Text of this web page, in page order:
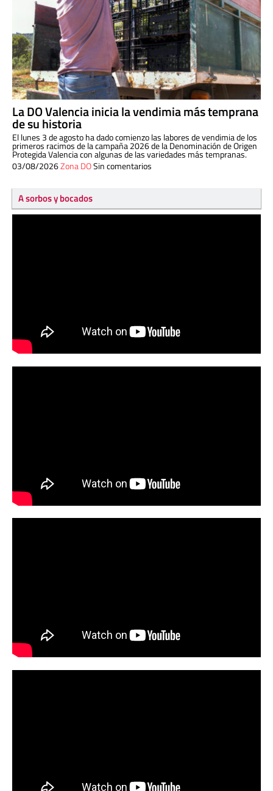
La DO Valencia inicia la vendimia más temprana
de su historia
El lunes 3 de agosto ha dado comienzo las labores de vendimia de los
primeros racimos de la campaña 2026 de la Denominación de Origen
Protegida Valencia con algunas de las variedades más tempranas.
03/08/2026Zona DOSin comentarios
A sorbos y bocados